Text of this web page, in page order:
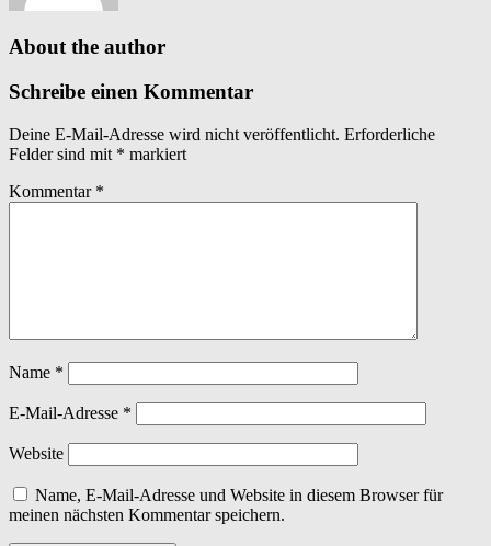
About the author
Schreibe einen Kommentar
Deine E-Mail-Adresse wird nicht veröffentlicht. Erforderliche
Felder sind mit * markiert
Kommentar *
Name *
E-Mail-Adresse *
Website
Name, E-Mail-Adresse und Website in diesem Browser für
meinen nächsten Kommentar speichern.